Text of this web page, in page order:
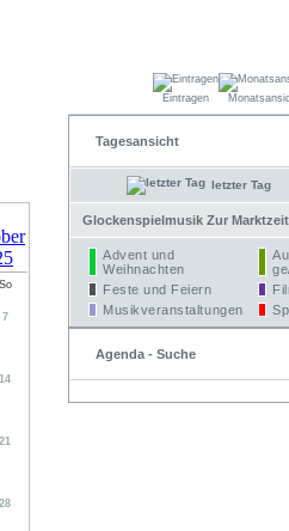
So
7
14
21
28
Eintragen
Tagesansicht
letzter Tag
Glockenspielmusik Zur
Advent und
Weihnachten
Feste und Feiern
Musikveranstaltungen
Agenda - Suche